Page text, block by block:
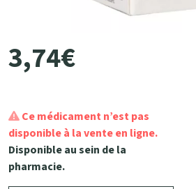
3,74€
Ce médicament n’est pas
disponible à la vente en ligne.
Disponible au sein de la
pharmacie.